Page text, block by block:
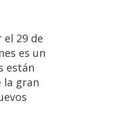
29 de
es un
están
la gran